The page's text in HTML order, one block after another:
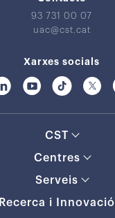
93 731 00 07
uac@cst.cat
Xarxes socials
CST
Centres
Serveis
Recerca i Innovació